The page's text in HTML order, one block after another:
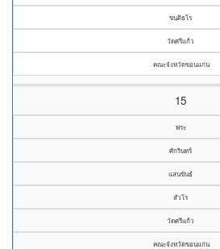
ขนฺติธโร
วัดศรีแก้ว
คณะจังหวัดขอนแก่น
15
พระ
ศักรินทร์
แสนขันธ์
สํวโร
วัดศรีแก้ว
คณะจังหวัดขอนแก่น